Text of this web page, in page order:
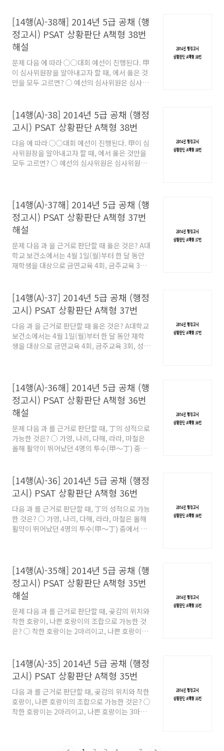
학 및 치의학에 관한 학과를 두..
2. 제5항에 따른 교원의 2분의 1 이상을 확보할
것 3. 제6항 및 제7항에 따른 수익용 기본재산을
확보할 것 ② 교사는 교육기본시설, 지원시설 및
연구시설, 부속시설을 말하며, 교사의 확보기준
은 다음 각 호와 같다. 1. 교육기본시설:교육․연
구활동에 적합하게 갖출 것 2. 지원시설 및 연구
시설:제3항에 따라 확보한 면적의 범위에서 대학
이 필요한 경우에 갖출 것 3. 부속시설:학교헌장
학 및 치의학에 관한 학과를 두..
[14행(A)-38해] 2014년 5급 공채 (행
정고시) PSAT 상황판단 A책형 38번
해설
문제 다음 에 따라 ○○대회 예선이 진행된다. 甲
이 심사위원장을 알아내고자 할 때, 에서 옳은 것
만을 모두 고르면? ○ 예선의 심사위원은 심사위
심사위원은 참가자의 노래를 들은 후 동시에 O
또는 X의 결정을 내리며, 다수결에 의해 예선 통
과 여부가 결정된다. ○ 만약 O와 X를 결정한 심
사위원의 수가 같다면, 심사위원장이 O 결정을
한 경우 통과, X 결정을 한 경우 탈락한다. ○ 4명
의 참가자들은 어떤 심사위원이 자신에게 O또는
면, 甲은 심사위원장을 알아낼 수 없다. ..
[14행(A)-38] 2014년 5급 공채 (행정
고시) PSAT 상황판단 A책형 38번
다음 에 따라 ○○대회 예선이 진행된다. 甲이 심
사위원장을 알아내고자 할 때, 에서 옳은 것만을
모두 고르면? ○ 예선의 심사위원은 심사위원장
결정을 내리며, 다수결에 의해 예선 통과 여부가
결정된다. ○ 만약 O와 X를 결정한 심사위원의
수가 같다면, 심사위원장이 O 결정을 한 경우 통
과, X 결정을 한 경우 탈락한다. ○ 4명의 참가자
들은 어떤 심사위원이 자신에게 O또는 X결정을
내렸는지와 통과 또는 탈락 여부를 정확히 기억
하여 甲에게 알려주었다. ㄱ. 4명의 참가자가 모
[14행(A)-37해] 2014년 5급 공채 (행
정고시) PSAT 상황판단 A책형 37번
해설
문제 다음 과 을 근거로 판단할 때 옳은 것은? A대
학교 보건소에서는 4월 1일(월)부터 한 달 동안
재학생을 대상으로 금연교육 4회, 금주교육 3회,
하고, 화, 수, 목요일 중에 해야 한다. ○ 금주교육
은 월요일과 금요일을 제외한 다른 요일에 시행
하며, 주 2회 이상은 실시하지 않는다. ○ 성교육
은 4월 10일 이전, 같은 주에 이틀 연속으로 실시
한다. ○ 4월 22일부터 26일까지 중간고사 기간
이고, 이 기간에 보건소는 어떠한 교육도 실시할
4월에 완료하여야 한..
[14행(A)-37] 2014년 5급 공채 (행정
고시) PSAT 상황판단 A책형 37번
다음 과 을 근거로 판단할 때 옳은 것은? A대학교
보건소에서는 4월 1일(월)부터 한 달 동안 재학
생을 대상으로 금연교육 4회, 금주교육 3회, 성교
요일과 금요일을 제외한 다른 요일에 시행하며,
주 2회 이상은 실시하지 않는다. ○ 성교육은 4월
10일 이전, 같은 주에 이틀 연속으로 실시한다.
○ 4월 22일부터 26일까지 중간고사 기간이고,
이 기간에 보건소는 어떠한 교육도 실시할 수 없
다. ○ 보건소의 교육은 하루에 하나만 실시할 수
있고, 토요일과 일요일에는 교육을 실시할 수 없
다. ○ 보건소는 계획한 모든 교육을 반드시 4월
[14행(A)-36해] 2014년 5급 공채 (행
정고시) PSAT 상황판단 A책형 36번
해설
문제 다음 과 를 근거로 판단할 때, 丁의 성적으로
가능한 것은? ○ 가영, 나리, 다해, 라라, 마철은
올해 활약이 뛰어났던 4명의 투수(甲～丁) 중에
표하였고, ‘丁’만 2명의 선택을 받아서 최우수 투
수로 선정되었다. ○ 甲～丁의 올해 시즌 성적은
아래와 같다. ○ 가영: 평균 자책점이 가장 낮은
선수를 뽑았어. ○ 나리: 승리한 경기 수가 가장
많은 선수를 뽑았어. ○ 다해: 완투한 경기 수가
가장 많은 선수를 뽑았어. ○ 라라: 탈삼진 수가
수..
[14행(A)-36] 2014년 5급 공채 (행정
고시) PSAT 상황판단 A책형 36번
다음 과 를 근거로 판단할 때, 丁의 성적으로 가능
한 것은? ○ 가영, 나리, 다해, 라라, 마철은 올해
활약이 뛰어났던 4명의 투수(甲～丁) 중에서 최
정되었다. ○ 甲～丁의 올해 시즌 성적은 아래와
같다. ○ 가영: 평균 자책점이 가장 낮은 선수를
뽑았어. ○ 나리: 승리한 경기 수가 가장 많은 선
수를 뽑았어. ○ 다해: 완투한 경기 수가 가장 많
은 선수를 뽑았어. ○ 라라: 탈삼진 수가 가장 많
은 선수를 뽑았어. ○ 마철: 승률이 가장 높은 선
수를 뽑았어. ※ 승률 ＝ (승리한 경기 수) / (승리
[14행(A)-35해] 2014년 5급 공채 (행
정고시) PSAT 상황판단 A책형 35번
해설
문제 다음 과 를 근거로 판단할 때, 곶감의 위치와
착한 호랑이, 나쁜 호랑이의 조합으로 가능한 것
은? ○ 착한 호랑이는 2마리이고, 나쁜 호랑이는
말만 한다. ○ 곶감은 꿀단지, 아궁이, 소쿠리 중
한 곳에만 있다. 甲: 곶감은 아궁이에 있지. 乙: 여
기서 나만 곶감의 위치를 알아. 丙: 甲은 나쁜 호
랑이야. 丁: 나는 곶감이 어디 있는지 알지. 戊: 곶
감은 꿀단지에 있어. 곶감의 위치 착한 호랑이 나
쁜 호랑이 ① 꿀단지 戊 丙 ② 소쿠리 丁 乙 ③ 소
[14행(A)-35] 2014년 5급 공채 (행정
고시) PSAT 상황판단 A책형 35번
다음 과 를 근거로 판단할 때, 곶감의 위치와 착한
호랑이, 나쁜 호랑이의 조합으로 가능한 것은? ○
착한 호랑이는 2마리이고, 나쁜 호랑이는 3마리